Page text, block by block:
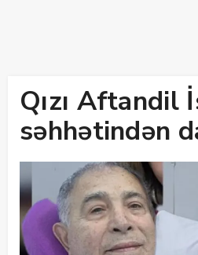
Qızı Aftandil
səhhətindən